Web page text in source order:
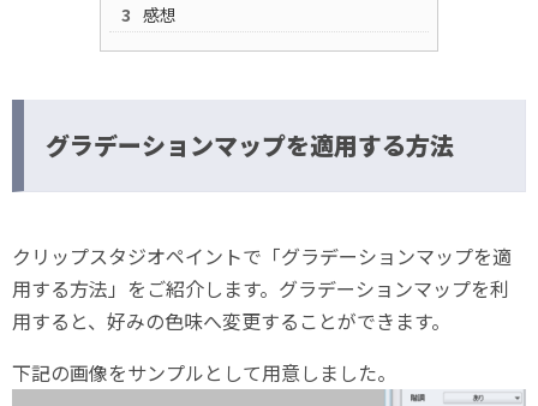
感想
グラデーションマップを適用する方法
クリップスタジオペイントで「グラデーションマップを適
用する方法」をご紹介します。グラデーションマップを利
用すると、好みの色味へ変更することができます。
下記の画像をサンプルとして用意しました。